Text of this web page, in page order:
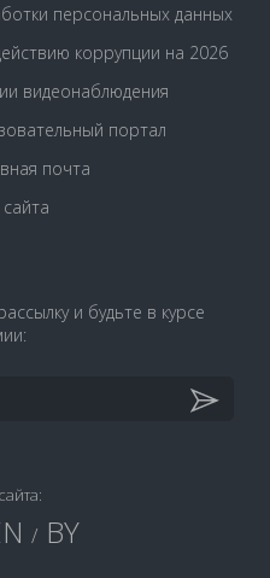
персональных данных
коррупции на 2026
видеонаблюдения
портал
почта
и будьте в курсе
/ BY